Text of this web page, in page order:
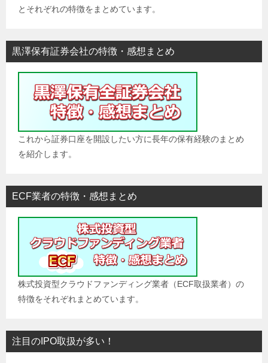
とそれぞれの特徴をまとめています。
黒澤保有証券会社の特徴・感想まとめ
これから証券口座を開設したい方に長年の保有経験のまとめ
を紹介します。
ECF業者の特徴・感想まとめ
株式投資型クラウドファンディング業者（ECF取扱業者）の
特徴をそれぞれまとめています。
注目のIPO取扱が多い！